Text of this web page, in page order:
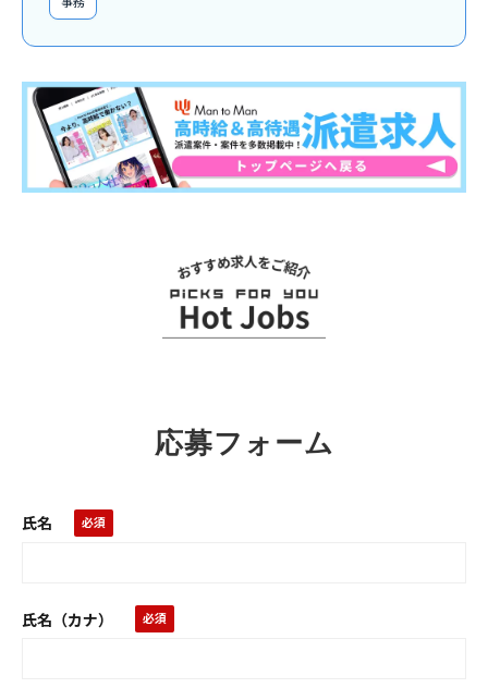
応募フォーム
氏名
氏名（カナ）